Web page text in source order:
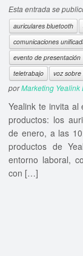
Esta entrada se
auriculares bluetooth
comunicaciones
evento de presentación
teletrabajo
voz sobre
porMarketing Yealink
Yealink te invita al
productos: los
de enero, a las
productos de
entorno laboral,
con […]